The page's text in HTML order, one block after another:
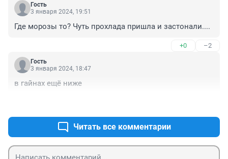
Гость
3 января 2024, 19:51
Где морозы то? Чуть прохлада пришла и застонали....
+0 –2
Гость
3 января 2024, 18:47
в гайнах ещё ниже
Читать все комментарии